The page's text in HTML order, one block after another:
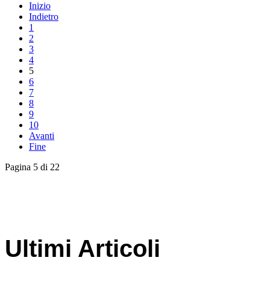
Inizio
Indietro
1
2
3
4
5
6
7
8
9
10
Avanti
Fine
Pagina 5 di 22
Ultimi Articoli